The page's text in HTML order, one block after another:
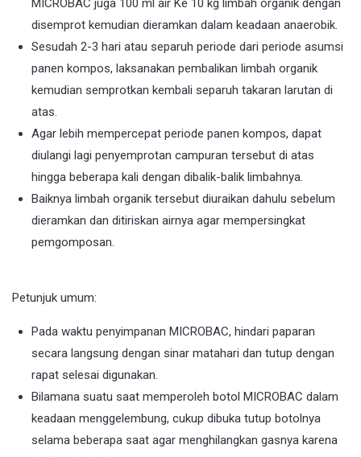
MICROBAC juga 100 ml air Ke 10 kg limbah organik dengan
disemprot kemudian dieramkan dalam keadaan anaerobik.
Sesudah 2-3 hari atau separuh periode dari periode asumsi
panen kompos, laksanakan pembalikan limbah organik
kemudian semprotkan kembali separuh takaran larutan di
atas.
Agar lebih mempercepat periode panen kompos, dapat
diulangi lagi penyemprotan campuran tersebut di atas
hingga beberapa kali dengan dibalik-balik limbahnya.
Baiknya limbah organik tersebut diuraikan dahulu sebelum
dieramkan dan ditiriskan airnya agar mempersingkat
pemgomposan.
Petunjuk umum:
Pada waktu penyimpanan MICROBAC, hindari paparan
secara langsung dengan sinar matahari dan tutup dengan
rapat selesai digunakan.
Bilamana suatu saat memperoleh botol MICROBAC dalam
keadaan menggelembung, cukup dibuka tutup botolnya
selama beberapa saat agar menghilangkan gasnya karena